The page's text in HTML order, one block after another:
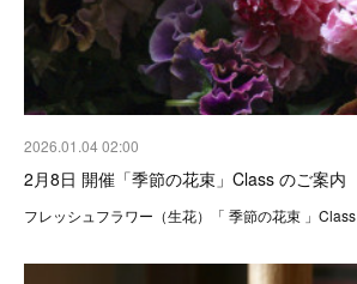
2026.01.04 02:00
2月8日 開催「季節の花束」Class のご案内
フレッシュフラワー（生花）「 季節の花束 」Class